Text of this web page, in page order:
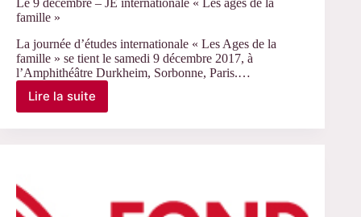
Le 9 décembre – JE internationale « Les âges de la
famille »
La journée d’études internationale « Les Ages de la
famille » se tient le samedi 9 décembre 2017, à
l’Amphithéâtre Durkheim, Sorbonne, Paris.…
Lire la suite
Le